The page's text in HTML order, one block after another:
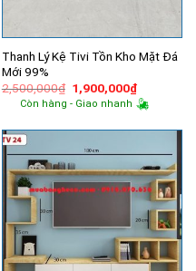
Thanh Lý Kệ Tivi Tồn Kho Mặt Đá
Mới 99%
2,500,000₫ Giá
gốc
là:
1,900,000₫Giá
hiện
tại
Còn hàng - Giao nhanh